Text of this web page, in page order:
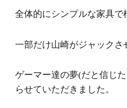
全体的にシンプルな家具
一部だけ山崎がジャック
ゲーマー達の夢(だと信じ
らせていただきました。